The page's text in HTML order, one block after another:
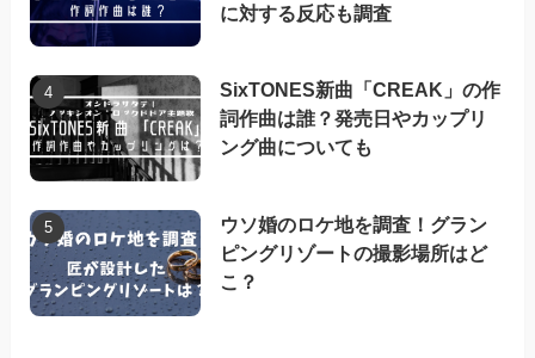
に対する反応も調査
SixTONES新曲「CREAK」の作
詞作曲は誰？発売日やカップリ
ング曲についても
ウソ婚のロケ地を調査！グラン
ピングリゾートの撮影場所はど
こ？